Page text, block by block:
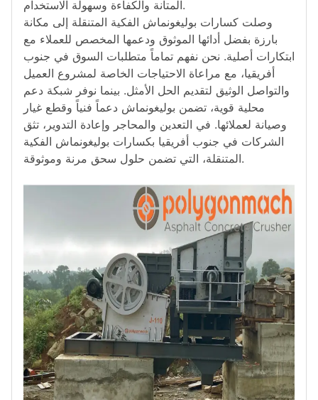
المتانة والكفاءة وسهولة الاستخدام.
وصلت كسارات بوليغونماش الفكية المتنقلة إلى مكانة
بارزة بفضل أدائها الموثوق ودعمها المخصص للعملاء مع
ابتكارات أصلية. نحن نفهم تماماً متطلبات السوق في جنوب
أفريقيا، مع مراعاة الاحتياجات الخاصة لمشروع العميل
والتواصل الوثيق لتقديم الحل الأمثل. بينما نوفر شبكة دعم
محلية قوية، تضمن بوليغونماش دعماً فنياً وقطع غيار
وصيانة لعملائها. في التعدين والمحاجر وإعادة التدوير، تثق
الشركات في جنوب أفريقيا بكسارات بوليغونماش الفكية
المتنقلة، التي تضمن حلول سحق مرنة وموثوقة.